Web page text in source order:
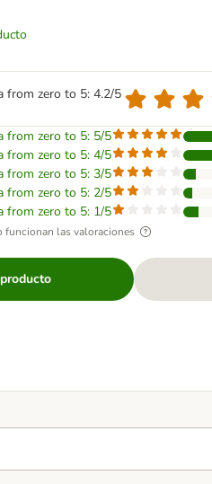
from zero to 5: 4.2/5
from zero to 5: 5/5
from zero to 5: 4/5
from zero to 5: 3/5
from zero to 5: 2/5
from zero to 5: 1/5
funcionan las valoraciones